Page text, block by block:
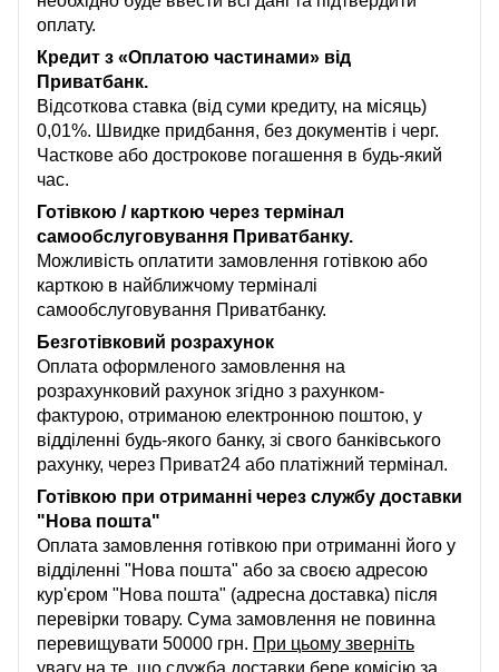
оплату.
Кредит з «Оплатою частинами» від
Приватбанк.
Відсоткова ставка (від суми кредиту, на місяць)
0,01%. Швидке придбання, без документів і черг.
Часткове або дострокове погашення в будь-який
час.
Готівкою / карткою через термінал
самообслуговування Приватбанку.
Можливість оплатити замовлення готівкою або
карткою в найближчому терміналі
самообслуговування Приватбанку.
Безготівковий розрахунок
Оплата оформленого замовлення на
розрахунковий рахунок згідно з рахунком-
фактурою, отриманою електронною поштою, у
відділенні будь-якого банку, зі свого банківського
рахунку, через Приват24 або платіжний термінал.
Готівкою при отриманні через службу доставки
"Нова пошта"
Оплата замовлення готівкою при отриманні його у
відділенні "Нова пошта" або за своєю адресою
кур'єром "Нова пошта" (адресна доставка) після
перевірки товару. Сума замовлення не повинна
перевищувати 50000 грн. При цьому зверніть
увагу на те, що служба доставки бере комісію за